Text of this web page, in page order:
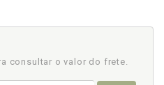
consultar o valor do frete.